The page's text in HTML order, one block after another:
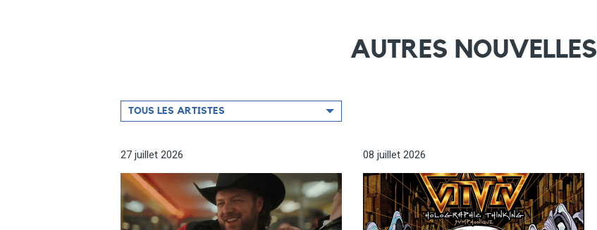
AUTRES NOUVELLES
Filtrer
par
TOUS LES ARTISTES
27 juillet 2026 08 juillet 2026